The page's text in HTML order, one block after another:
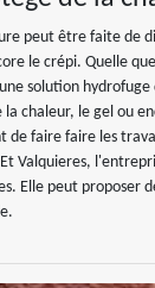
peut être faite de
le crépi. Quelle
solution
chaleur, le gel ou
de faire faire les
Valquieres,
Elle peut proposer